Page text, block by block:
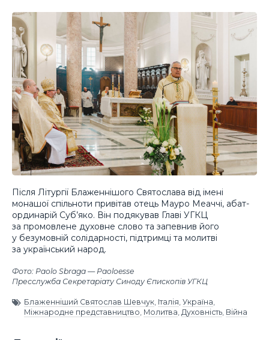
Після Літургії Блаженнішого Святослава від імені
монашої спільноти привітав отець Мауро Меаччі, абат-
ординарій Суб’яко. Він подякував Главі УГКЦ
за промовлене духовне слово та запевнив його
у безумовній солідарності, підтримці та молитві
за український народ.
Фото: Paolo Sbraga — Paoloesse
Пресслужба Секретаріату Синоду Єпископів УГКЦ
Блаженніший Святослав Шевчук Італія Україна
Міжнародне представництво Молитва Духовність Війна